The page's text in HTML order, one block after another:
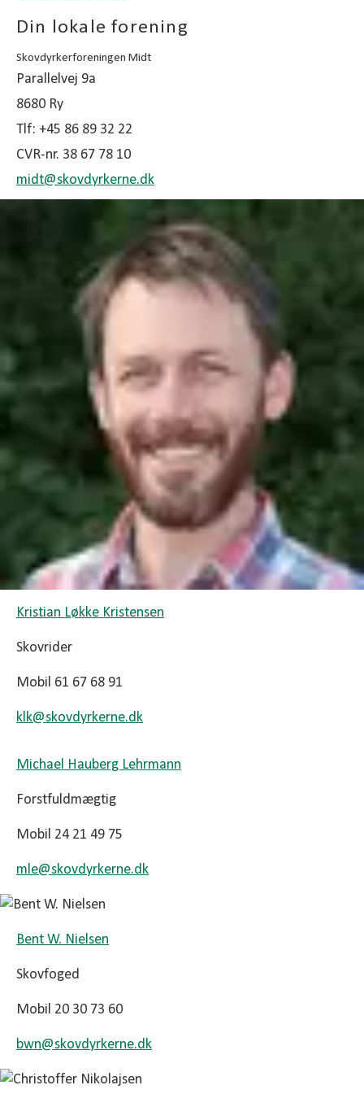
Din lokale forening
Skovdyrkerforeningen Midt
Parallelvej 9a
8680 Ry
Tlf: +45 86 89 32 22
CVR-nr. 38 67 78 10
midt@skovdyrkerne.dk
Kristian Løkke Kristensen
Skovrider
Mobil 61 67 68 91
klk@skovdyrkerne.dk
Michael Hauberg Lehrmann
Forstfuldmægtig
Mobil 24 21 49 75
mle@skovdyrkerne.dk
Bent W. Nielsen
Skovfoged
Mobil 20 30 73 60
bwn@skovdyrkerne.dk